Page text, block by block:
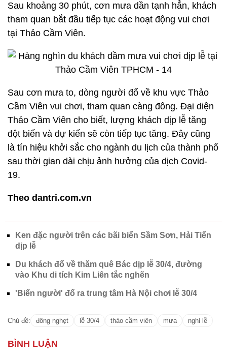
Sau khoảng 30 phút, cơn mưa dần tạnh hẳn, khách
tham quan bắt đầu tiếp tục các hoạt động vui chơi
tại Thảo Cầm Viên.
Sau cơn mưa to, dòng người đổ về khu vực Thảo
Cầm Viên vui chơi, tham quan càng đông. Đại diện
Thảo Cầm Viên cho biết, lượng khách dịp lễ tăng
đột biến và dự kiến sẽ còn tiếp tục tăng. Đây cũng
là tín hiệu khởi sắc cho ngành du lịch của thành phố
sau thời gian dài chịu ảnh hưởng của dịch Covid-
19.
Theo dantri.com.vn
Ken đặc người trên các bãi biển Sầm Sơn, Hải Tiến
dịp lễ
Du khách đổ về thăm quê Bác dịp lễ 30/4, đường
vào Khu di tích Kim Liên tắc nghẽn
'Biển người' đổ ra trung tâm Hà Nội chơi lễ 30/4
Chủ đề: đông nghẹt lễ 30/4 thảo cầm viên mưa nghỉ lễ